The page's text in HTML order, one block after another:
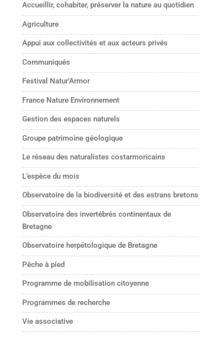
Accueillir, cohabiter, préserver la nature au quotidien
Agriculture
Appui aux collectivités et aux acteurs privés
Communiqués
Festival Natur'Armor
France Nature Environnement
Gestion des espaces naturels
Groupe patrimoine géologique
Le réseau des naturalistes costarmoricains
L’espèce du mois
Observatoire de la biodiversité et des estrans bretons
Observatoire des invertébrés continentaux de
Bretagne
Observatoire herpétologique de Bretagne
Pêche à pied
Programme de mobilisation citoyenne
Programmes de recherche
Vie associative